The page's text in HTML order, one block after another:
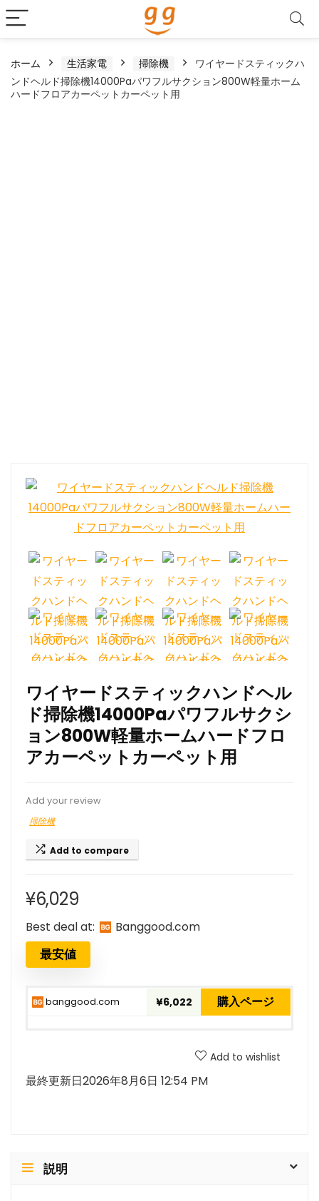
ホーム 生活家電 掃除機
ワイヤードスティックハ
ンドヘルド掃除機14000Paパワフルサクション800W軽量ホーム
ハードフロアカーペットカーペット用
ワイヤードスティックハンドヘル
ド掃除機14000Paパワフルサクシ
ョン800W軽量ホームハードフロ
アカーペットカーペット用
Add your review
掃除機
Add to compare
¥6,029
Best deal at: banggood.com
最安値
banggood.com ¥6,022 購入ページ
Add to wishlist
最終更新日2026年8月6日 12:54 PM
説明